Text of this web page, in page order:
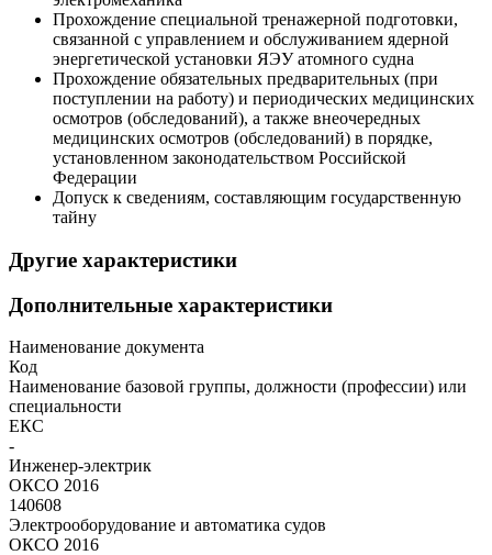
Прохождение специальной тренажерной подготовки,
связанной с управлением и обслуживанием ядерной
энергетической установки ЯЭУ атомного судна
Прохождение обязательных предварительных (при
поступлении на работу) и периодических медицинских
осмотров (обследований), а также внеочередных
медицинских осмотров (обследований) в порядке,
установленном законодательством Российской
Федерации
Допуск к сведениям, составляющим государственную
тайну
Другие характеристики
Дополнительные характеристики
Наименование документа
Код
Наименование базовой группы, должности (профессии) или
специальности
ЕКС
-
Инженер-электрик
ОКСО 2016
140608
Электрооборудование и автоматика судов
ОКСО 2016